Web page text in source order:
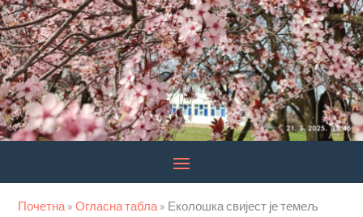
Почетна »Огласна табла » Еколошка свијест је темељ